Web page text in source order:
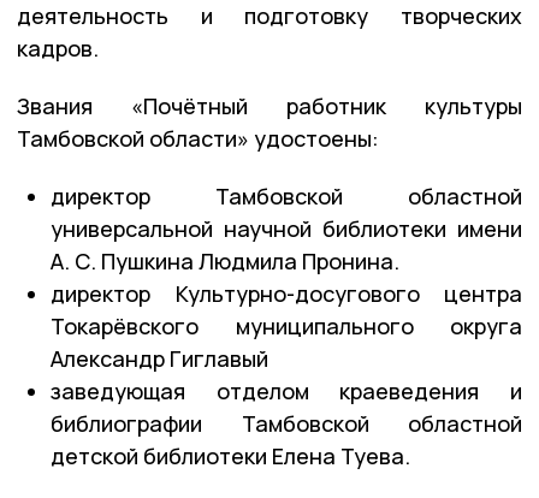
деятельность и подготовку творческих
кадров.
Звания «Почётный работник культуры
Тамбовской области» удостоены:
директор Тамбовской областной
универсальной научной библиотеки имени
А. С. Пушкина Людмила Пронина.
директор Культурно-досугового центра
Токарёвского муниципального округа
Александр Гиглавый
заведующая отделом краеведения и
библиографии Тамбовской областной
детской библиотеки Елена Туева.